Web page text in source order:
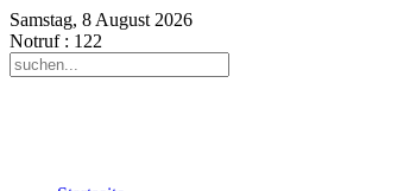
Samstag, 8 August 2026
Notruf: 122